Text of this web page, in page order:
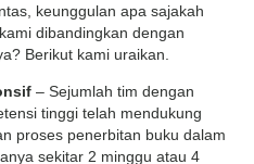
keunggulan apa sajakah
dibandingkan dengan
Berikut kami uraikan.
– Sejumlah tim dengan
tinggi telah mendukung
proses penerbitan buku dalam
sekitar 2 minggu atau 4